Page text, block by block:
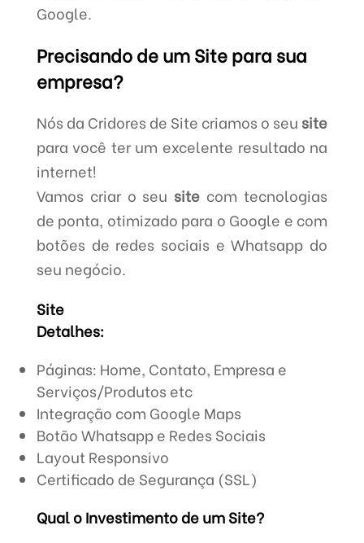
Google.
Precisando de um Site para sua
empresa?
Nós da Cridores de Site criamos o seu site
para você ter um excelente resultado na
internet!
Vamos criar o seu site com tecnologias
de ponta, otimizado para o Google e com
botões de redes sociais e Whatsapp do
seu negócio.
Site
Detalhes:
Páginas: Home, Contato, Empresa e
Serviços/Produtos etc
Integração com Google Maps
Botão Whatsapp e Redes Sociais
Layout Responsivo
Certificado de Segurança (SSL)
Qual o Investimento de um Site?